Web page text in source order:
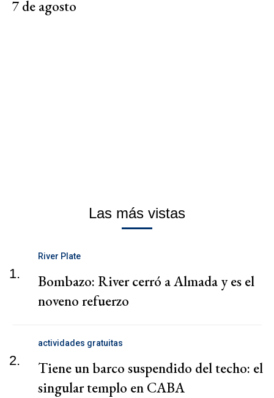
7 de agosto
Las más vistas
1.
River Plate
Bombazo: River cerró a Almada y es el
noveno refuerzo
2.
actividades gratuitas
Tiene un barco suspendido del techo: el
singular templo en CABA